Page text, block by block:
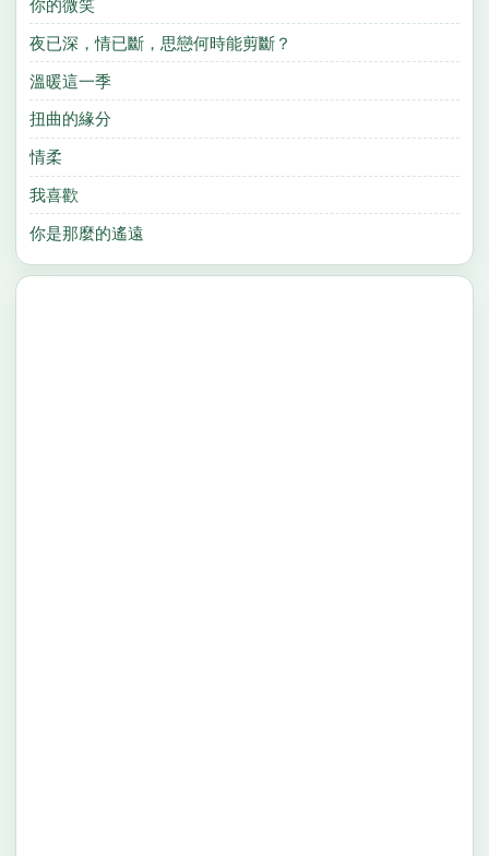
你的微笑
夜已深，情已斷，思戀何時能剪斷？
溫暖這一季
扭曲的緣分
情柔
我喜歡
你是那麼的遙遠